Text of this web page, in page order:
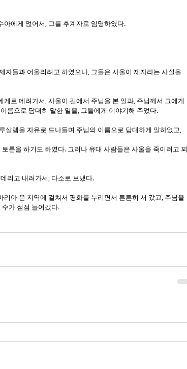
아에게 얹어서, 그를 후계자로 임명하였다.
자들과 어울리려고 하였으나, 그들은 사울이 제자라는 사실을
게로 데려가서, 사울이 길에서 주님을 본 일과, 주님께서 그에게
름으로 담대히 말한 일을, 그들에게 이야기해 주었다.
루살렘을 자유로 드나들며 주님의 이름으로 담대하게 말하였고,
토론을 하기도 하였다. 그러나 유대 사람들은 사울을 죽이려고 꾀
리고 내려가서, 다소로 보냈다.
리아 온 지역에 걸쳐서 평화를 누리면서 튼튼히 서 갔고, 주님을
가 점점 늘어갔다.